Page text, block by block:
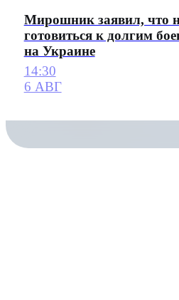
Мирошник заявил, что
готовиться к долгим
на Украине
14:30
6 АВГ